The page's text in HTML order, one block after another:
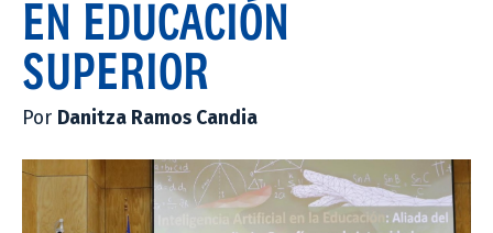
EN EDUCACIÓN
SUPERIOR
Por Danitza Ramos Candia